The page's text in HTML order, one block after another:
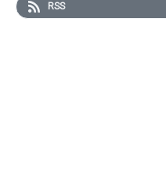
Allt fler städer har
RSS